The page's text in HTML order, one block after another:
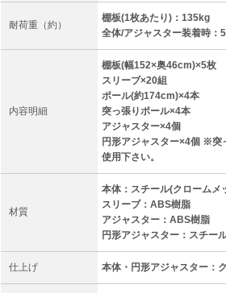
耐荷重（約）
棚板(1枚あたり)：135kg
全体/アジャスター装着時：
内容明細
棚板(幅152×奥46cm)×5枚
スリーブ×20組
ポール(約174cm)×4本
突っ張りポール×4本
アジャスター×4個
円形アジャスター×4個 ※突
使用下さい。
材質
本体：スチール(クロームメ
スリーブ：ABS樹脂
アジャスター：ABS樹脂
円形アジャスター：スチー
仕上げ 本体・円形アジャスター：